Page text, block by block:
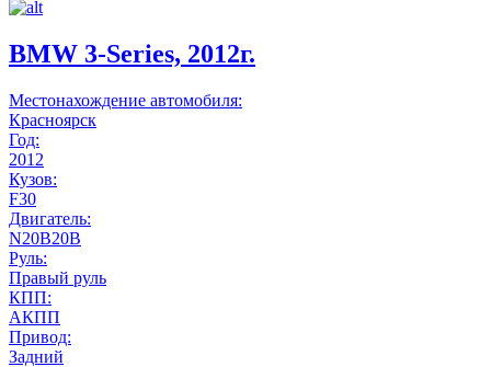
BMW 3-Series, 2012г.
Местонахождение автомобиля:
Красноярск
Год:
2012
Кузов:
F30
Двигатель:
N20B20B
Руль:
Правый руль
КПП:
АКПП
Привод:
Задний